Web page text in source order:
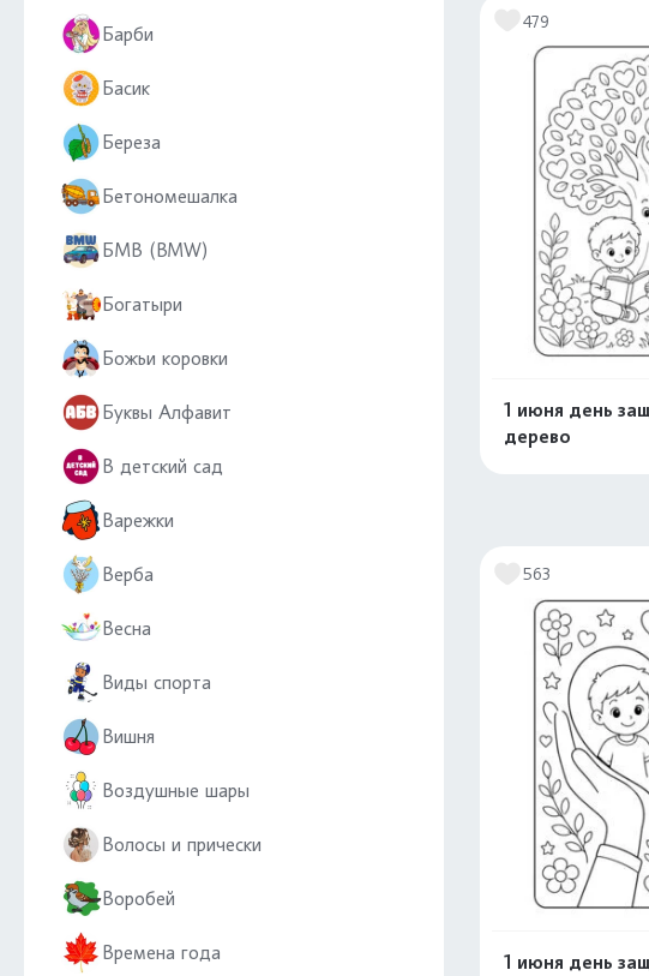
Барби
Басик
Береза
Бетономешалка
БМВ (BMW)
Богатыри
Божьи коровки
Буквы Алфавит
В детский сад
Варежки
Верба
Весна
Виды спорта
Вишня
Воздушные шары
Волосы и прически
Воробей
Времена года
479
1 июня день
дерево
563
1 июня день